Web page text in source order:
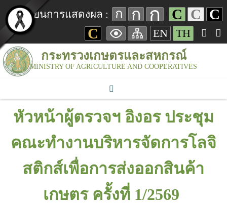
เปลี่ยนการแสดงผล : ก ก ก C C C
C
EN TH
กระทรวงเกษตรและสหกรณ์
MINISTRY OF AGRICULTURE AND COOPERATIVES
หัวหน้าผู้ตรวจฯ อิงอร ประชุม
คณะทำงานบริหารจัดการโลจิ
สติกส์เพื่อการส่งออกสินค้า
เกษตร ครั้งที่ 1/2569